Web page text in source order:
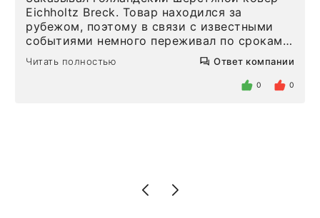
Eichholtz Breck. Товар находился за
рубежом, поэтому в связи с известными
событиями немного переживал по срокам.
Но homeadore привезли ровно в
определенное в договоре время, без
то качество выше всяких похвал. Выглядит
Читать полностью Ответ компании
0 0